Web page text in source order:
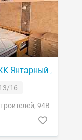
Янтарный ,
16
94В